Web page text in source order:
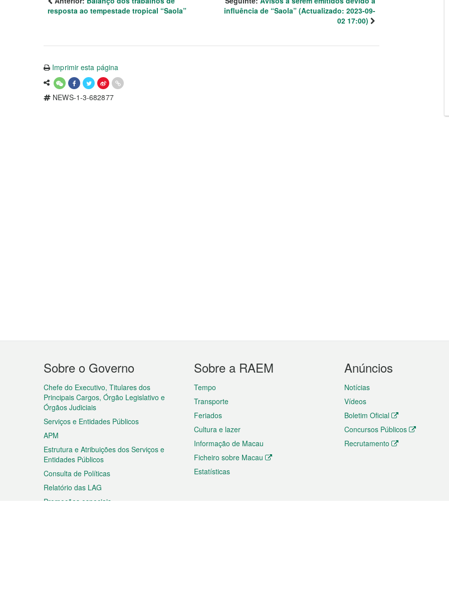
resposta ao tempestade tropical “Saola”
influência de “Saola” (Actualizado: 2023-09-
02 17:00)
Imprimir esta página
NEWS-1-3-682877
Menu
do
rodapé
Sobre o Governo
Chefe do Executivo, Titulares dos
Principais Cargos, Órgão Legislativo e
Órgãos Judiciais
Serviços e Entidades Públicos
APM
Estrutura e Atribuições dos Serviços e
Entidades Públicos
Consulta de Políticas
Relatório das LAG
Promoções especiais
Sobre a RAEM
Tempo
Transporte
Feriados
Cultura e lazer
Informação de Macau
Ficheiro sobre Macau
Estatísticas
Anúncios
Notícias
Vídeos
Boletim Oficial
Concursos Públicos
Recrutamento